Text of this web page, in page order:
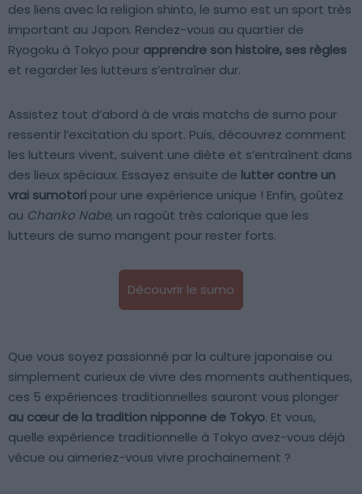
des liens avec la religion shinto, le sumo est un sport très
important au Japon. Rendez-vous au quartier de
Ryogoku à Tokyo pour apprendre son histoire, ses règles
et regarder les lutteurs s’entraîner dur.
Assistez tout d’abord à de vrais matchs de sumo pour
ressentir l’excitation du sport. Puis, découvrez comment
les lutteurs vivent, suivent une diète et s’entraînent dans
des lieux spéciaux. Essayez ensuite de lutter contre un
vrai sumotori pour une expérience unique ! Enfin, goûtez
au Chanko Nabe, un ragoût très calorique que les
lutteurs de sumo mangent pour rester forts.
Découvrir le sumo
Que vous soyez passionné par la culture japonaise ou
simplement curieux de vivre des moments authentiques,
ces 5 expériences traditionnelles sauront vous plonger
au cœur de la tradition nipponne de Tokyo. Et vous,
quelle expérience traditionnelle à Tokyo avez-vous déjà
vécue ou aimeriez-vous vivre prochainement ?